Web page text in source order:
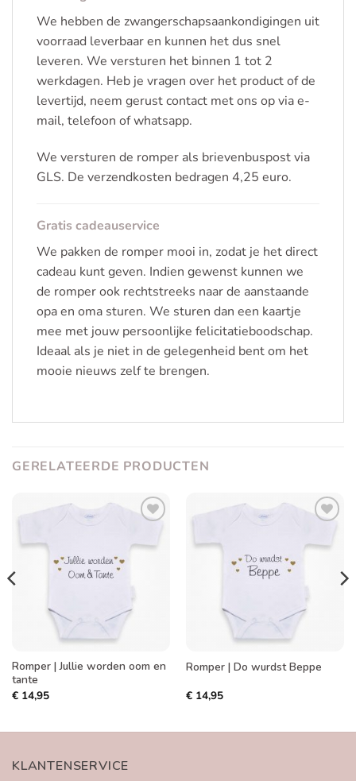
We hebben de zwangerschapsaankondigingen uit
voorraad leverbaar en kunnen het dus snel
leveren. We versturen het binnen 1 tot 2
werkdagen. Heb je vragen over het product of de
levertijd, neem gerust contact met ons op via e-
mail, telefoon of whatsapp.
We versturen de romper als brievenbuspost via
GLS. De verzendkosten bedragen 4,25 euro.
Gratis cadeauservice
We pakken de romper mooi in, zodat je het direct
cadeau kunt geven. Indien gewenst kunnen we
de romper ook rechtstreeks naar de aanstaande
opa en oma sturen. We sturen dan een kaartje
mee met jouw persoonlijke felicitatieboodschap.
Ideaal als je niet in de gelegenheid bent om het
mooie nieuws zelf te brengen.
GERELATEERDE PRODUCTEN
aan
verlanglijst
Romper | Jullie worden oom en
tante
€14,95
aan
Romper | Do wurdst Beppe
€14,95
KLANTENSERVICE